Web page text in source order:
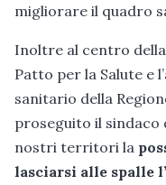
migliorare il quadro
Inoltre al centro
Patto per la Salute e
sanitario della
proseguito il sindaco
nostri territori la
lasciarsi alle spalle